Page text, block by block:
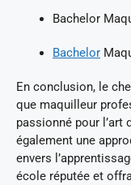
Bachelor
Bachelor
En conclusion, le
que maquilleur
passionné pour l’art
également une
envers
école réputée et